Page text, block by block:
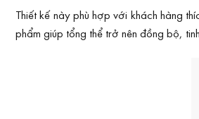
Thiết kế này phù hợp với khách hàng
phẩm giúp tổng thể trở nên đồng bộ,